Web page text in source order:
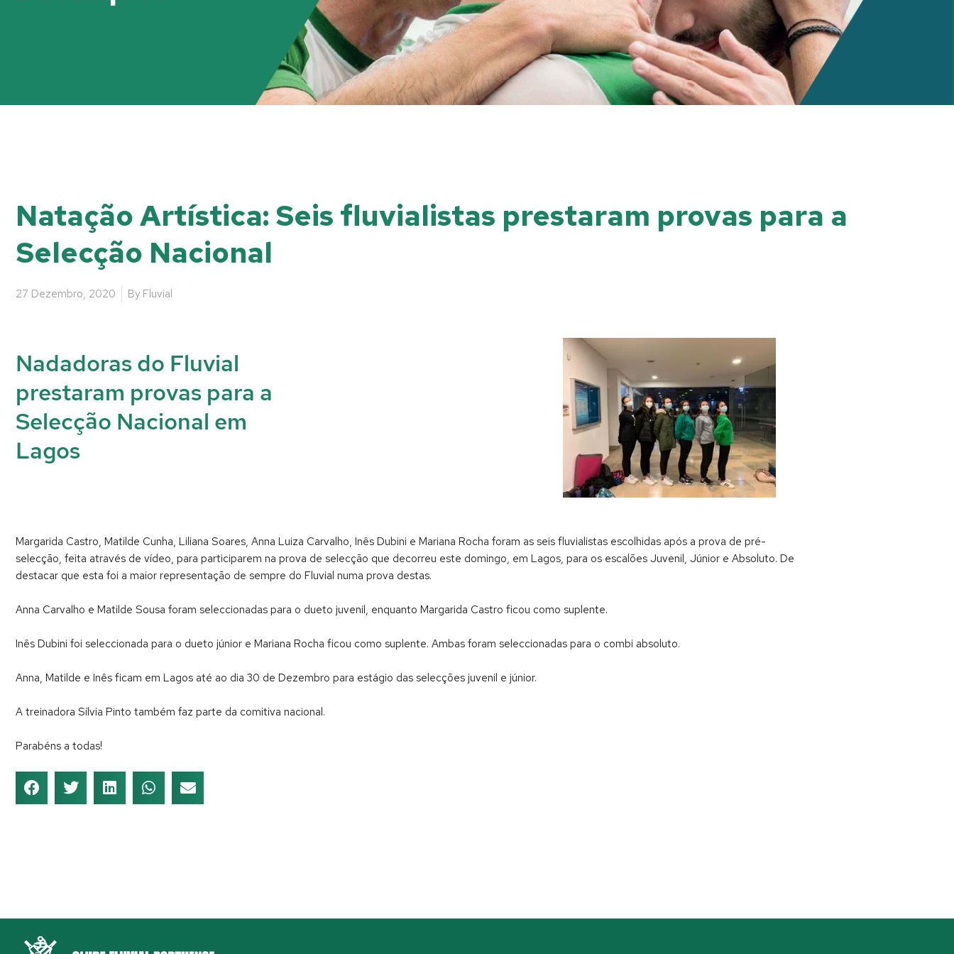
Natação Artística: Seis fluvialistas prestaram provas para a
Selecção Nacional
27 Dezembro, 2020 By Fluvial
Nadadoras do Fluvial
prestaram provas para a
Selecção Nacional em
Lagos
Margarida Castro, Matilde Cunha, Liliana Soares, Anna Luiza Carvalho, Inês Dubini e Mariana Rocha foram as seis fluvialistas escolhidas após a prova de pré-
selecção, feita através de vídeo, para participarem na prova de selecção que decorreu este domingo, em Lagos, para os escalões Juvenil, Júnior e Absoluto. De
destacar que esta foi a maior representação de sempre do Fluvial numa prova destas.
Anna Carvalho e Matilde Sousa foram seleccionadas para o dueto juvenil, enquanto Margarida Castro ficou como suplente.
Inês Dubini foi seleccionada para o dueto júnior e Mariana Rocha ficou como suplente. Ambas foram seleccionadas para o combi absoluto.
Anna, Matilde e Inês ficam em Lagos até ao dia 30 de Dezembro para estágio das selecções juvenil e júnior.
A treinadora Sílvia Pinto também faz parte da comitiva nacional.
Parabéns a todas!